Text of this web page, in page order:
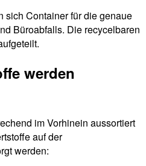
sich Container für die genaue
Büroabfalls. Die recycelbaren
werden
im Vorhinein aussortiert
auf der
werden: